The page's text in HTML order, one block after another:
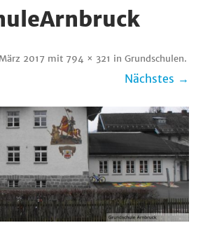
2017 mit 794 × 321 in Grundschulen.
Nächstes →